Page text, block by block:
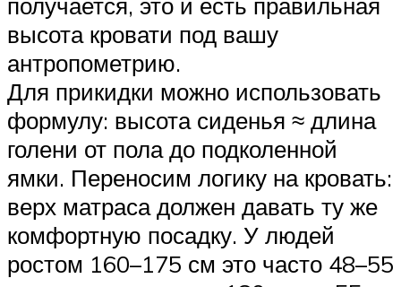
высота кровати под вашу
антропометрию.
Для прикидки можно использовать
формулу: высота сиденья ≈ длина
голени от пола до подколенной
ямки. Переносим логику на кровать:
верх матраса должен давать ту же
комфортную посадку. У людей
ростом 160–175 см это часто 48–55